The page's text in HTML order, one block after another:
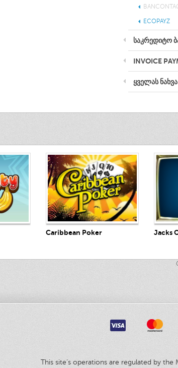
ECOPAYZ
ᲡᲐᲙᲠᲔᲓᲘᲢᲝ
INVOICE
ᲧᲕᲔᲚᲐᲡ ᲜᲐᲮᲕᲐ
Play Now
Caribbean Poker Jacks
This site’s operations are regulated by the